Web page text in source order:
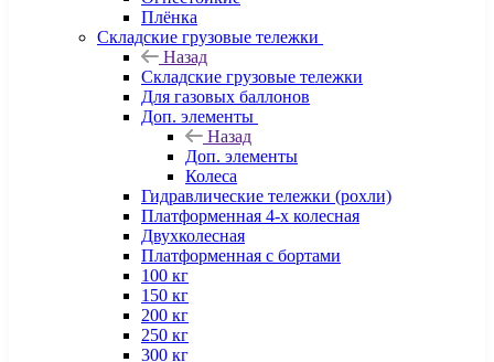
Плёнка
Складские грузовые тележки
Назад
Складские грузовые тележки
Для газовых баллонов
Доп. элементы
Назад
Доп. элементы
Колеса
Гидравлические тележки (рохли)
Платформенная 4-х колесная
Двухколесная
Платформенная с бортами
100 кг
150 кг
200 кг
250 кг
300 кг